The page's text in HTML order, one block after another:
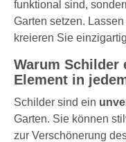
funktional sind,
Garten setzen.
kreieren Sie
Warum Schilder
Element in
Schilder sind ein
Garten. Sie können
zur Verschönerung